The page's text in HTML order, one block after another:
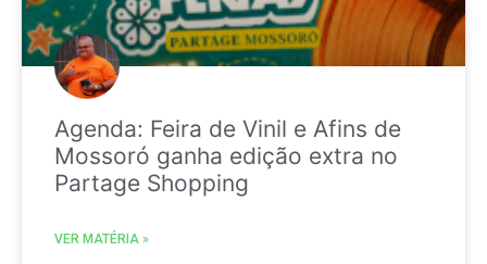
Agenda: Feira de Vinil e Afins de
Mossoró ganha edição extra no
Partage Shopping
VER MATÉRIA »